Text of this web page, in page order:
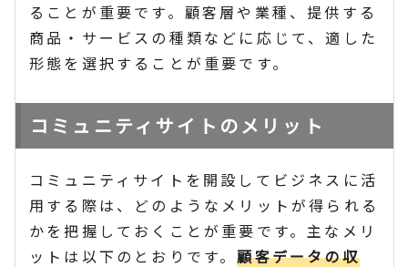
ることが重要です。顧客層や業種、提供する
商品・サービスの種類などに応じて、適した
形態を選択することが重要です。
コミュニティサイトのメリット
コミュニティサイトを開設してビジネスに活
用する際は、どのようなメリットが得られる
かを把握しておくことが重要です。主なメリ
ットは以下のとおりです。顧客データの収